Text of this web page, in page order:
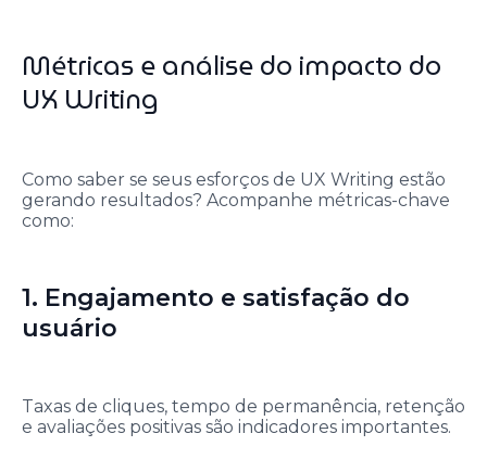
Métricas e análise do impacto do
UX Writing
Como saber se seus esforços de UX Writing estão
gerando resultados? Acompanhe métricas-chave
como:
1. Engajamento e satisfação do
usuário
Taxas de cliques, tempo de permanência, retenção
e avaliações positivas são indicadores importantes.